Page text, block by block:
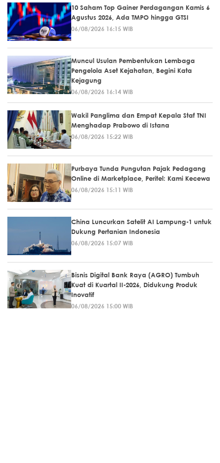
10 Saham Top Gainer Perdagangan Kamis 6
Agustus 2026, Ada TMPO hingga GTSI
06/08/2026 16:15 WIB
Muncul Usulan Pembentukan Lembaga
Pengelola Aset Kejahatan, Begini Kata
Kejagung
06/08/2026 16:14 WIB
Wakil Panglima dan Empat Kepala Staf TNI
Menghadap Prabowo di Istana
06/08/2026 15:22 WIB
Purbaya Tunda Pungutan Pajak Pedagang
Online di Marketplace, Peritel: Kami Kecewa
06/08/2026 15:11 WIB
China Luncurkan Satelit AI Lampung-1 untuk
Dukung Pertanian Indonesia
06/08/2026 15:07 WIB
Bisnis Digital Bank Raya (AGRO) Tumbuh
Kuat di Kuartal II-2026, Didukung Produk
Inovatif
06/08/2026 15:00 WIB